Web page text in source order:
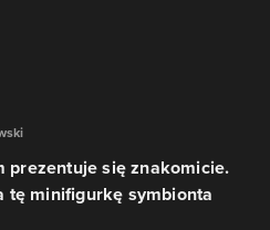
prezentuje się znakomicie.
tę minifigurkę symbionta